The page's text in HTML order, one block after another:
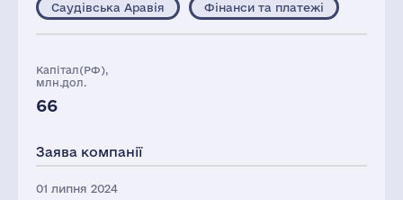
Саудівська Аравія Фінанси та платежі
Капітал(РФ),
млн.дол.
66
Заява компанії
01 липня 2024